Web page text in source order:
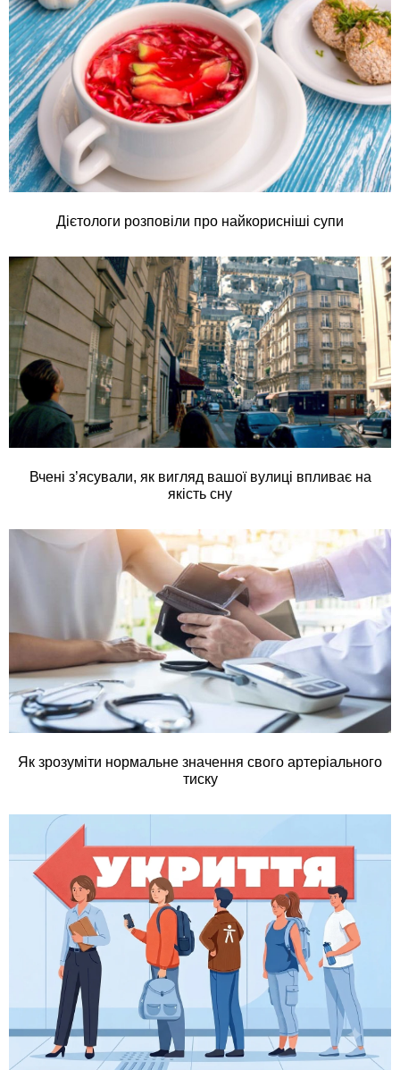
Дієтологи розповіли про найкорисніші супи
Вчені з’ясували, як вигляд вашої вулиці впливає на
якість сну
Як зрозуміти нормальне значення свого артеріального
тиску